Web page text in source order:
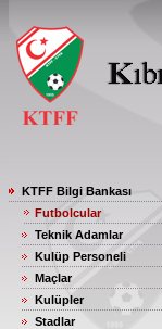
KTFF Bilgi Bankası
Futbolcular
Teknik Adamlar
Kulüp Personeli
Maçlar
Kulüpler
Stadlar